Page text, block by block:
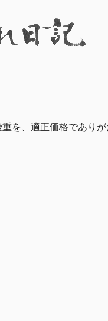
を、適正価格でありが